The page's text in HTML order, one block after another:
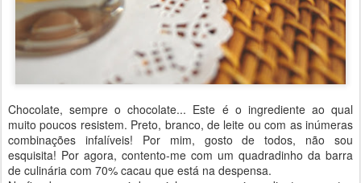
Chocolate, sempre o chocolate... Este é o ingrediente ao qual
muito poucos resistem. Preto, branco, de leite ou com as inúmeras
combinações infalíveis! Por mim, gosto de todos, não sou
esquisita! Por agora, contento-me com um quadradinho da barra
de culinária com 70% cacau que está na despensa.